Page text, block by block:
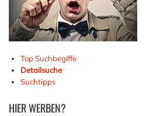
Top Suchbegiffe
Detailsuche
Suchtipps
HIERWERBEN?